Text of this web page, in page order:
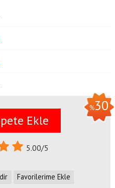
%30
Ekle
5.00/5
Favorilerime Ekle